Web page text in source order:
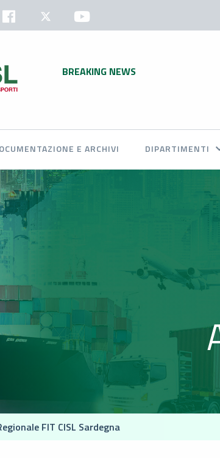
BREAKING NEWS
E ARCHIVI DIPARTIMENTI
FIT CISL Sardegna